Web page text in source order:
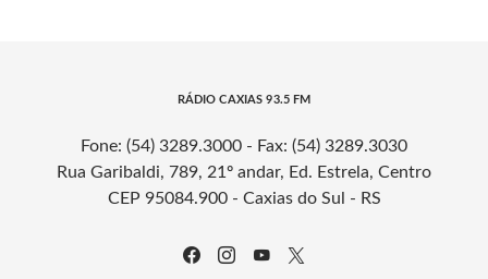
RÁDIO CAXIAS 93.5 FM
Fone: (54) 3289.3000 - Fax: (54) 3289.3030
Rua Garibaldi, 789, 21º andar, Ed. Estrela, Centro
CEP 95084.900 - Caxias do Sul - RS